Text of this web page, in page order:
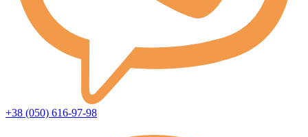
+38 (050) 616-97-98